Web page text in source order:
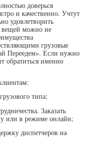
доверься
и качественно. Учтут
удовлетворить
вещей можно не
грузовые
Переедем». Если нужно
обратиться именно
типа;
Заказать
или в режиме онлайн;
диспетчеров на